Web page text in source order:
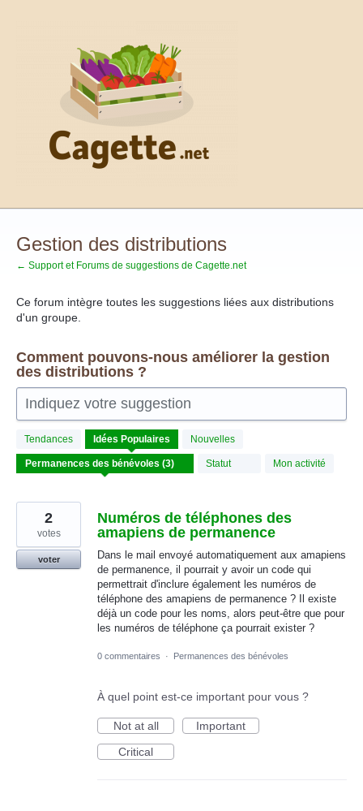
Gestion des distributions
← Support et Forums de suggestions de Cagette.net
Ce forum intègre toutes les suggestions liées aux distributions
d'un groupe.
Comment pouvons-nous améliorer la gestion
des distributions ?
Indiquez votre suggestion
Tendances Idées Populaires Nouvelles
Statut Mon activité
résultats
trouvés
Numéros de téléphones des
amapiens de permanence
Dans le mail envoyé automatiquement aux amapiens
de permanence, il pourrait y avoir un code qui
permettrait d'inclure également les numéros de
téléphone des amapiens de permanence ? Il existe
déjà un code pour les noms, alors peut-être que pour
les numéros de téléphone ça pourrait exister ?
2
votes
voter
0 commentaires · Permanences des bénévoles
À quel point est-ce important pour vous ?
Not at all
Important
Critical